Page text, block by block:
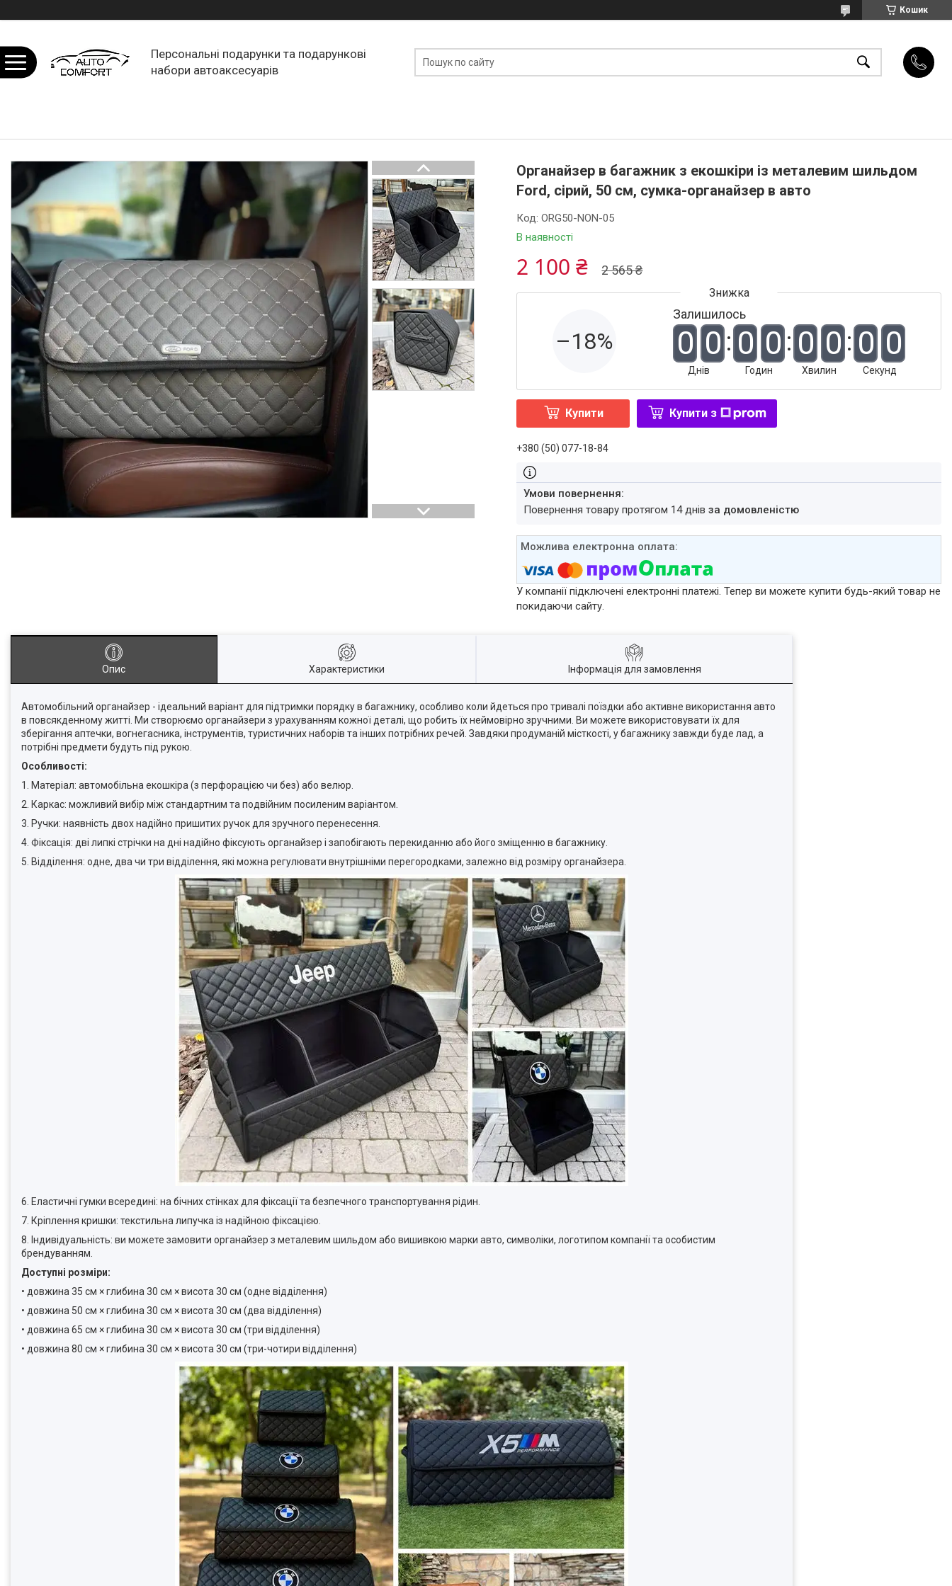
Кошик
Персональні подарунки та подарункові
набори автоаксесуарів
Органайзер в багажник з екошкіри із металевим шильдом
Ford, сірий, 50 см, сумка-органайзер в авто
В наявності
Код:ORG50-NON-05
2 565 ₴
2 100 ₴
–18%
Залишилось
0 0
Днів
0 0
Годин
0 0
Хвилин
0 0
Секунд
Купити Купити з
+380 (50) 077-18-84
повернення товару протягом 14 днівза домовленістю
У компанії підключені електронні платежі. Тепер ви можете купити будь-який товар не
покидаючи сайту.
Опис Характеристики Інформація для замовлення
Автомобільний органайзер - ідеальний варіант для підтримки порядку в багажнику, особливо коли йдеться про тривалі поїздки або активне використання авто
в повсякденному житті. Ми створюємо органайзери з урахуванням кожної деталі, що робить їх неймовірно зручними. Ви можете використовувати їх для
зберігання аптечки, вогнегасника, інструментів, туристичних наборів та інших потрібних речей. Завдяки продуманій місткості, у багажнику завжди буде лад, а
потрібні предмети будуть під рукою.
Особливості:
1. Матеріал: автомобільна екошкіра (з перфорацією чи без) або велюр.
2. Каркас: можливий вибір між стандартним та подвійним посиленим варіантом.
3. Ручки: наявність двох надійно пришитих ручок для зручного перенесення.
4. Фіксація: дві липкі стрічки на дні надійно фіксують органайзер і запобігають перекиданню або його зміщенню в багажнику.
5. Відділення: одне, два чи три відділення, які можна регулювати внутрішніми перегородками, залежно від розміру органайзера.
6. Еластичні гумки всередині: на бічних стінках для фіксації та безпечного транспортування рідин.
7. Кріплення кришки: текстильна липучка із надійною фіксацією.
8. Індивідуальність: ви можете замовити органайзер з металевим шильдом або вишивкою марки авто, символіки, логотипом компанії та особистим
брендуванням.
Доступні розміри:
• довжина 35 см × глибина 30 см × висота 30 см (одне відділення)
• довжина 50 см × глибина 30 см × висота 30 см (два відділення)
• довжина 65 см × глибина 30 см × висота 30 см (три відділення)
• довжина 80 см × глибина 30 см × висота 30 см (три-чотири відділення)